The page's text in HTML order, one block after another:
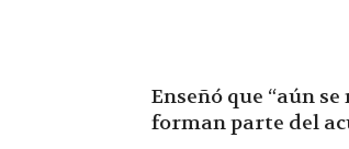
Enseñó que “aún
forman parte del